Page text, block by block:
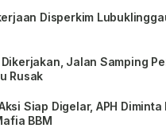
Disperkim
Dikerjakan, Jalan Samping
Rusak
Siap Digelar, APH
BBM